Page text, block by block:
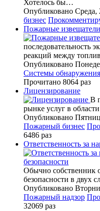
Хотелось бы…
Опубликовано Среда,
бизнес
Пожарные
последовательность
реакций между
Опубликовано
Системы обнаружения
Прочитано 8064 раз
Лицензирование
В
рынке услуг в
Опубликовано
Пожарный бизнес
6486 раз
Ответственность за
Обычно собственник
безопасности в двух
Опубликовано
Пожарный надзор
32069 раз